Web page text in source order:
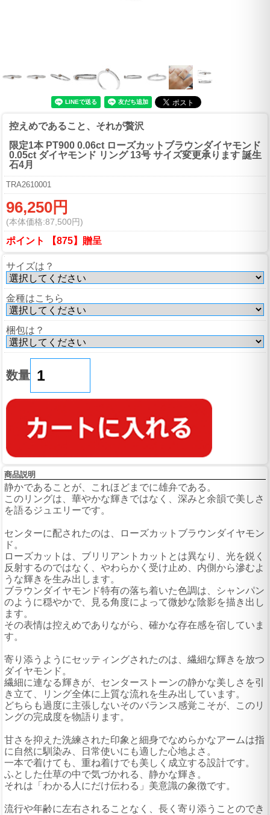
控えめであること、それが贅沢
限定1本 PT900 0.06ct ローズカットブラウンダイヤモンド
0.05ct ダイヤモンド リング 13号 サイズ変更承ります 誕生
石4月
TRA2610001
96,250円
(本体価格:87,500円)
ポイント 【875】贈呈
サイズは？
金種はこちら
梱包は？
数量
商品説明
静かであることが、これほどまでに雄弁である。
このリングは、華やかな輝きではなく、深みと余韻で美しさ
を語るジュエリーです。
センターに配されたのは、ローズカットブラウンダイヤモン
ド。
ローズカットは、ブリリアントカットとは異なり、光を鋭く
反射するのではなく、やわらかく受け止め、内側から滲むよ
うな輝きを生み出します。
ブラウンダイヤモンド特有の落ち着いた色調は、シャンパン
のように穏やかで、見る角度によって微妙な陰影を描き出し
ます。
その表情は控えめでありながら、確かな存在感を宿していま
す。
寄り添うようにセッティングされたのは、繊細な輝きを放つ
ダイヤモンド。
繊細に連なる輝きが、センターストーンの静かな美しさを引
き立て、リング全体に上質な流れを生み出しています。
どちらも過度に主張しないそのバランス感覚こそが、このリ
ングの完成度を物語ります。
甘さを抑えた洗練された印象と細身でなめらかなアームは指
に自然に馴染み、日常使いにも適した心地よさ。
一本で着けても、重ね着けでも美しく成立する設計です。
ふとした仕草の中で気づかれる、静かな輝き。
それは「わかる人にだけ伝わる」美意識の象徴です。
流行や年齢に左右されることなく、長く寄り添うことのでき